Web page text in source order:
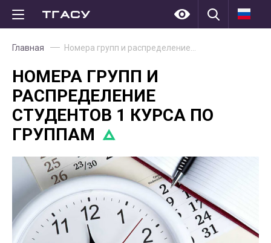
Главная Номера групп и распределение…
НОМЕРА ГРУПП И
РАСПРЕДЕЛЕНИЕ
СТУДЕНТОВ 1 КУРСА ПО
ГРУППАМ